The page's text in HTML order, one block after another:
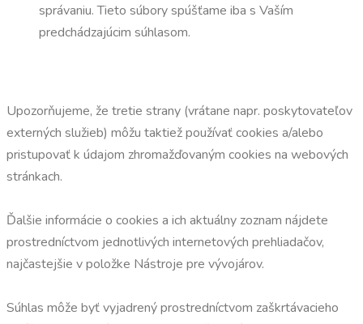
správaniu. Tieto súbory spúšťame iba s Vaším
predchádzajúcim súhlasom.
Upozorňujeme, že tretie strany (vrátane napr. poskytovateľov
externých služieb) môžu taktiež používať cookies a/alebo
pristupovať k údajom zhromažďovaným cookies na webových
stránkach.
Ďalšie informácie o cookies a ich aktuálny zoznam nájdete
prostredníctvom jednotlivých internetových prehliadačov,
najčastejšie v položke Nástroje pre vývojárov.
Súhlas môže byť vyjadrený prostredníctvom zaškrtávacieho